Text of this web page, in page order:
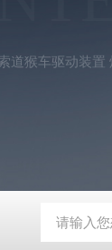
道猴车驱动装置
本安型行程开关